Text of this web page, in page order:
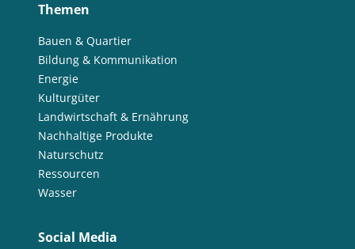
Themen
Bauen & Quartier
Bildung & Kommunikation
Energie
Kulturgüter
Landwirtschaft & Ernährung
Nachhaltige Produkte
Naturschutz
Ressourcen
Wasser
Social Media